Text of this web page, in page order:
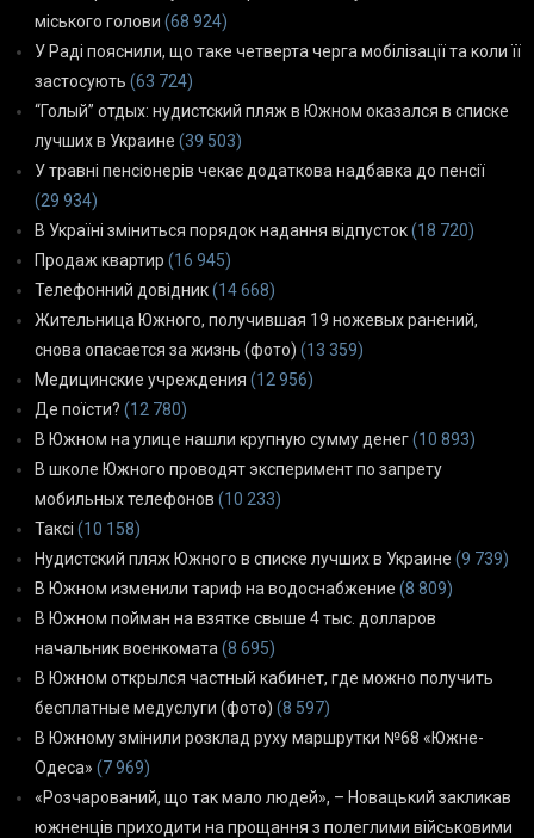
міського голови (68 924)
У Раді пояснили, що таке четверта черга мобілізації та коли її
застосують (63 724)
“Голый” отдых: нудистский пляж в Южном оказался в списке
лучших в Украине (39 503)
У травні пенсіонерів чекає додаткова надбавка до пенсії
(29 934)
В Україні зміниться порядок надання відпусток(18 720)
Продаж квартир (16 945)
Телефонний довідник(14 668)
Жительница Южного, получившая 19 ножевых ранений,
снова опасается за жизнь (фото) (13 359)
Медицинские учреждения (12 956)
Де поїсти? (12 780)
В Южном на улице нашли крупную сумму денег(10 893)
В школе Южного проводят эксперимент по запрету
мобильных телефонов (10 233)
Таксі (10 158)
Нудистский пляж Южного в списке лучших в Украине (9 739)
В Южном изменили тариф на водоснабжение (8 809)
В Южном пойман на взятке свыше 4 тыс. долларов
начальник военкомата (8 695)
В Южном открылся частный кабинет, где можно получить
бесплатные медуслуги (фото) (8 597)
В Южному змінили розклад руху маршрутки №68 «Южне-
Одеса» (7 969)
«Розчарований, що так мало людей», – Новацький закликав
южненців приходити на прощання з полеглими військовими